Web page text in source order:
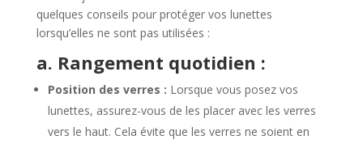
quelques conseils pour protéger vos lunettes
lorsqu’elles ne sont pas utilisées :
a. Rangement quotidien :
Position des verres : Lorsque vous posez vos
lunettes, assurez-vous de les placer avec les verres
vers le haut. Cela évite que les verres ne soient en